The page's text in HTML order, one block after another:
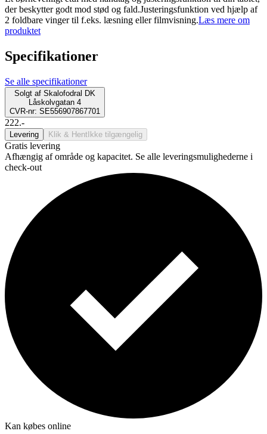
der beskytter godt mod stød og fald.Justeringsfunktion ved hjælp af
2 foldbare vinger til f.eks. læsning eller filmvisning.Læs mere om
produktet
Specifikationer
Se alle specifikationer
Solgt af Skalofodral DK
Låskolvgatan 4
CVR-nr: SE556907867701
222.-
Levering Klik & Hent Ikke tilgængelig
Gratis levering
Afhængig af område og kapacitet. Se alle leveringsmulighederne i
check-out
Kan købes online